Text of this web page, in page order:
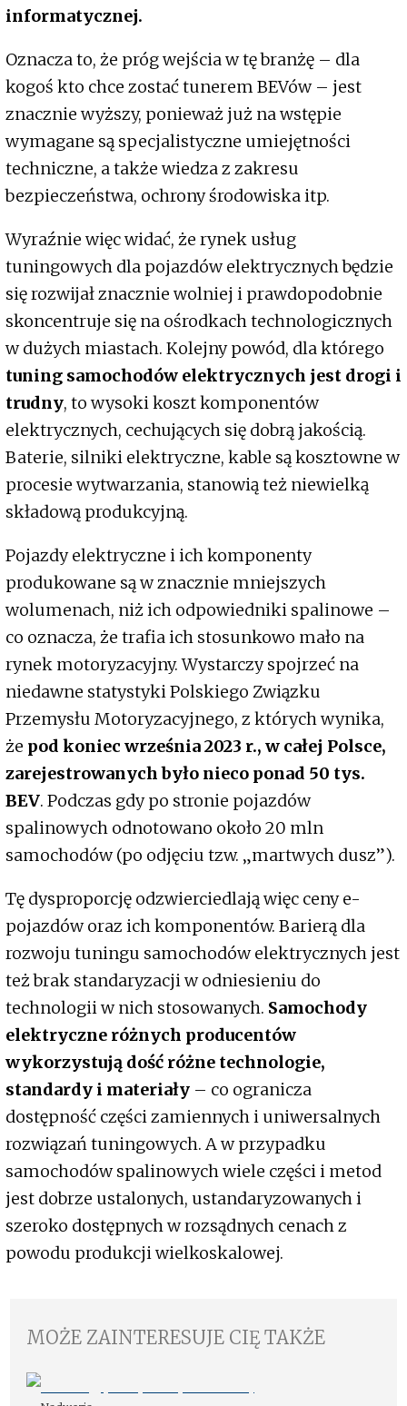
informatycznej.
Oznacza to, że próg wejścia w tę branżę – dla
kogoś kto chce zostać tunerem BEVów – jest
znacznie wyższy, ponieważ już na wstępie
wymagane są specjalistyczne umiejętności
techniczne, a także wiedza z zakresu
bezpieczeństwa, ochrony środowiska itp.
Wyraźnie więc widać, że rynek usług
tuningowych dla pojazdów elektrycznych będzie
się rozwijał znacznie wolniej i prawdopodobnie
skoncentruje się na ośrodkach technologicznych
w dużych miastach. Kolejny powód, dla którego
tuning samochodów elektrycznych jest drogi i
trudny, to wysoki koszt komponentów
elektrycznych, cechujących się dobrą jakością.
Baterie, silniki elektryczne, kable są kosztowne w
procesie wytwarzania, stanowią też niewielką
składową produkcyjną.
Pojazdy elektryczne i ich komponenty
produkowane są w znacznie mniejszych
wolumenach, niż ich odpowiedniki spalinowe –
co oznacza, że trafia ich stosunkowo mało na
rynek motoryzacyjny. Wystarczy spojrzeć na
niedawne statystyki Polskiego Związku
Przemysłu Motoryzacyjnego, z których wynika,
że pod koniec września 2023 r., w całej Polsce,
zarejestrowanych było nieco ponad 50 tys.
BEV. Podczas gdy po stronie pojazdów
spalinowych odnotowano około 20 mln
samochodów (po odjęciu tzw. „martwych dusz”).
Tę dysproporcję odzwierciedlają więc ceny e-
pojazdów oraz ich komponentów. Barierą dla
rozwoju tuningu samochodów elektrycznych jest
też brak standaryzacji w odniesieniu do
technologii w nich stosowanych. Samochody
elektryczne różnych producentów
wykorzystują dość różne technologie,
standardy i materiały – co ogranicza
dostępność części zamiennych i uniwersalnych
rozwiązań tuningowych. A w przypadku
samochodów spalinowych wiele części i metod
jest dobrze ustalonych, ustandaryzowanych i
szeroko dostępnych w rozsądnych cenach z
powodu produkcji wielkoskalowej.
MOŻE ZAINTERESUJE CIĘ TAKŻE